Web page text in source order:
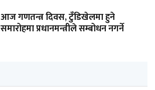
आज गणतन्त्र दिवस, टुँडिखेलमा हुने
समारोहमा प्रधानमन्त्रीले सम्बोधन नगर्ने